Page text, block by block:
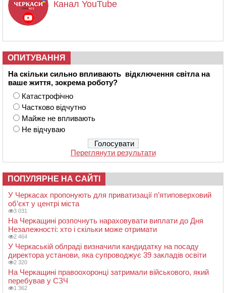
Канал YouTube
ОПИТУВАННЯ
На скільки сильно впливають відключення світла на
ваше життя, зокрема роботу?
Катастрофічно
Частково відчутно
Майже не впливають
Не відчуваю
Переглянути результати
ПОПУЛЯРНЕ НА САЙТІ
У Черкасах пропонують для приватизації п’ятиповерховий
об’єкт у центрі міста
3 031
На Черкащині розпочнуть нараховувати виплати до Дня
Незалежності: хто і скільки може отримати
2 464
У Черкаській облраді визначили кандидатку на посаду
директора установи, яка супроводжує 39 закладів освіти
2 320
На Черкащині правоохоронці затримали військового, який
перебував у СЗЧ
1 362